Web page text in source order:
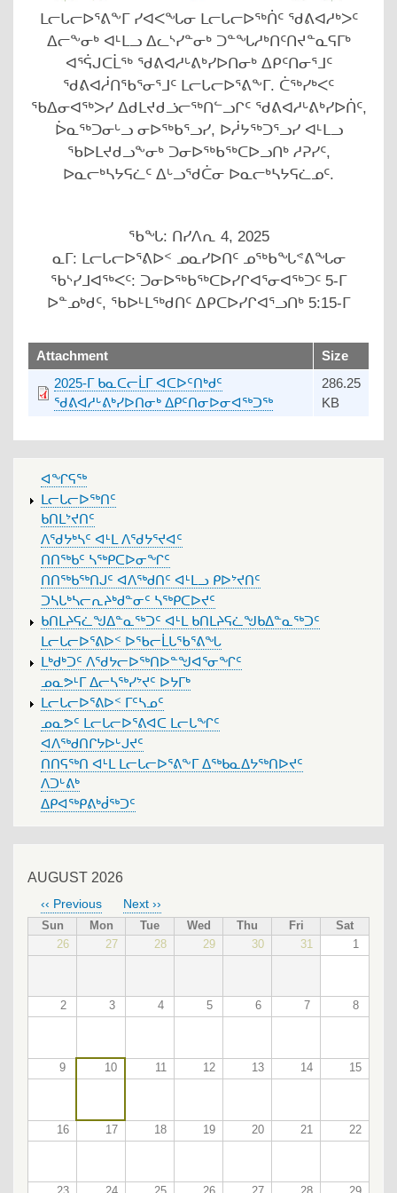
ᒪᓕᒐᓕᐅᕐᕕᖕᒥ ᓯᐊᐸᖓᓂ ᒪᓕᒐᓕᐅᖅᑏᑦ ᖁᕕᐊᓱᒃᐳᑦ
ᐃᓕᖕᓂᒃ ᐊᒻᒪᓗ ᐃᓚᔅᓯᓐᓂᒃ ᑐᓐᖓᓱᒃᑎᑦᑎᔪᓐᓇᕋᒥᒃ
ᐊᕐᕌᒍᑕᒫᖅ ᖁᕕᐊᓱᒡᕕᒃᓯᐅᑎᓂᒃ ᐃᑭᑦᑎᓂᕐᒧᑦ
ᖁᕕᐊᓲᑎᖃᕐᓂᕐᒧᑦ ᒪᓕᒐᓕᐅᕐᕕᖕᒥ. ᑖᖅᓯᒃᐸᑦ
ᖃᐃᓂᐊᖅᐳᓯ ᐃᑯᒪᔪᑯᓘᓕᖅᑎᓪᓗᒋᑦ ᖁᕕᐊᓱᒡᕕᒃᓯᐅᑏᑦ,
ᐆᓇᖅᑐᓂᒡᓗ ᓂᐅᖅᑲᕐᓗᓯ, ᐅᓲᔭᖅᑐᕐᓗᓯ ᐊᒻᒪᓗ
ᖃᐅᒪᔪᑯᓗᖕᓂᒃ ᑐᓂᐅᖅᑲᖅᑕᐅᓗᑎᒃ ᓱᕈᓯᑦ,
ᐅᓇᓕᒃᓴᔭᕋᓛᑦ ᐃᒡᓗᖁᑖᓂ ᐅᓇᓕᒃᓴᔭᕋᓛᓄᑦ.
ᖃᖓ: ᑎᓯᐱᕆ 4, 2025
ᓇᒥ: ᒪᓕᒐᓕᐅᕐᕕᐅᑉ ᓄᓇᓯᐅᑎᑦ ᓄᖅᑲᖓᕝᕕᖓᓂ
ᖃᔅᓯᒧᐊᖅᐸᑦ: ᑐᓂᐅᖅᑲᖅᑕᐅᓯᒋᐊᕐᓂᐊᖅᑐᑦ 5-ᒥ
ᐅᓐᓄᒃᑯᑦ, ᖃᐅᒻᒪᖅᑯᑎᑦ ᐃᑭᑕᐅᓯᒋᐊᕐᓗᑎᒃ 5:15-ᒥ
upload
Attachment
Size
2025-ᒥ ᑲᓇᑕᓕᒫᒥ ᐊᑕᐅᑦᑎᒃᑯᑦ
ᖁᕕᐊᓱᒡᕕᒃᓯᐅᑎᓂᒃ ᐃᑭᑦᑎᓂᐅᓂᐊᖅᑐᖅ
286.25
KB
MAIN
MENU
ᐊᖏᕋᖅ
ᒪᓕᒐᓕᐅᖅᑎᑦ
ᑲᑎᒪᔾᔪᑎᑦ
ᐱᖁᔭᒃᓴᑦ ᐊᒻᒪ ᐱᖁᔭᕐᔪᐊᑦ
ᑎᑎᖅᑲᑦ ᓴᖅᑭᑕᐅᓂᖏᑦ
ᑎᑎᖅᑲᖅᑎᒍᑦ ᐊᐱᖅᑯᑎᑦ ᐊᒻᒪᓗ ᑭᐅᔾᔪᑎᑦ
ᑐᓴᒐᒃᓴᓕᕆᔨᒃᑯᓐᓂᑦ ᓴᖅᑭᑕᐅᔪᑦ
ᑲᑎᒪᔨᕋᓛᖑᐃᓐᓇᖅᑐᑦ ᐊᒻᒪ ᑲᑎᒪᔨᕋᓛᖑᑲᐃᓐᓇᖅᑐᑦ
ᒪᓕᒐᓕᐅᕐᕕᐅᑉ ᐅᖃᓕᒫᒐᖃᕐᕕᖓ
ᒪᒃᑯᒃᑐᑦ ᐱᖁᔭᓕᐅᖅᑎᐅᓐᖑᐊᕐᓂᖏᑦ
ᓄᓇᕗᒻᒥ ᐃᓕᓴᖅᓯᔾᔪᑦ ᐅᔭᒥᒃ
ᒪᓕᒐᓕᐅᕐᕕᐅᑉ ᒥᑦᓴᓄᑦ
ᓄᓇᕗᑦ ᒪᓕᒐᓕᐅᕐᕕᐊᑕ ᒪᓕᒐᖏᑦ
ᐊᐱᖅᑯᑎᒋᔭᐅᒡᒍᔪᑦ
ᑎᑎᕋᖅᑎ ᐊᒻᒪ ᒪᓕᒐᓕᐅᕐᕕᖕᒥ ᐃᖅᑲᓇᐃᔭᖅᑎᐅᔪᑦ
ᐱᑐᒡᕕᒃ
ᐃᑭᐊᖅᑭᕕᒃᑰᖅᑐᑦ
AUGUST 2026
PAGINATION
‹‹ Previous Next ››
Sun Mon Tue Wed Thu Fri
Sat
26
27 28 29 30 31 1
2 3 4 5 6 7 8
9 10 11 12 13 14 15
16 17 18 19 20 21 22